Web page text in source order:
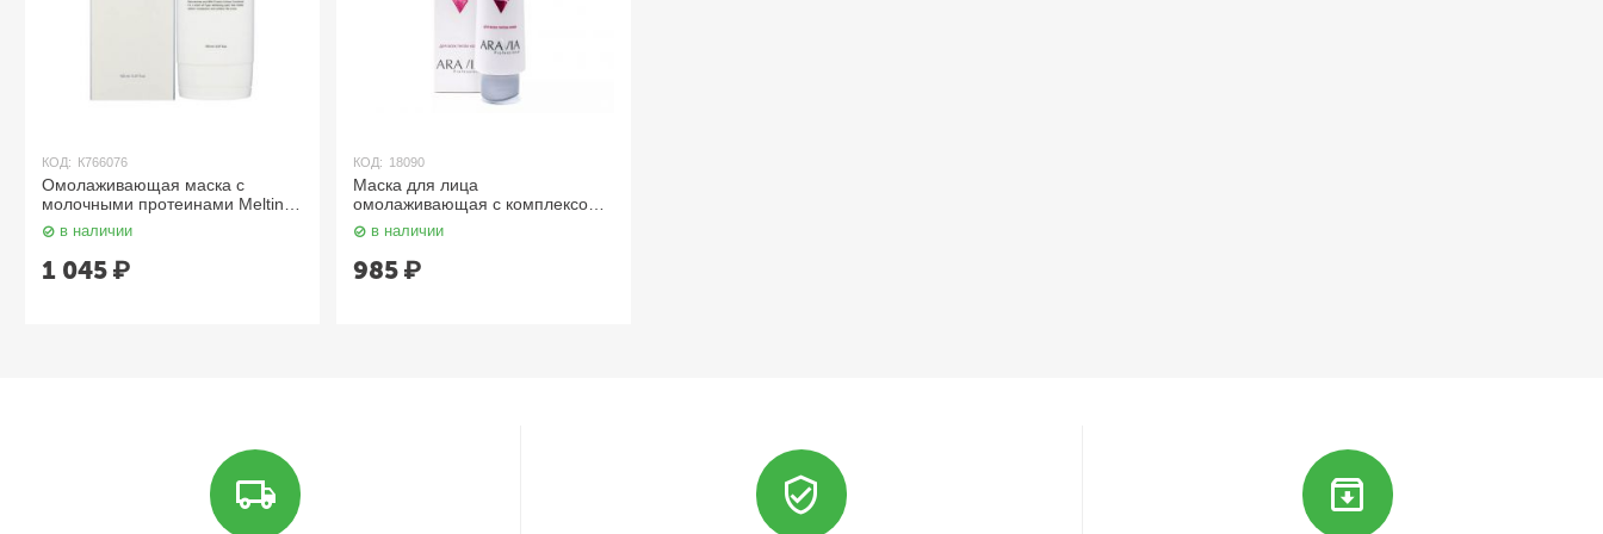
КОД: К766076
Омолаживающая маска с
молочными протеинами Melting
Snow Milky Pack 150 мл PEKAH
в наличии
1 045 ₽
КОД: 18090
Маска для лица
омолаживающая с комплексом
минеральных грязей, Anti-Aging
Mud Mask, 100 мл. Aravia
в наличии
985 ₽